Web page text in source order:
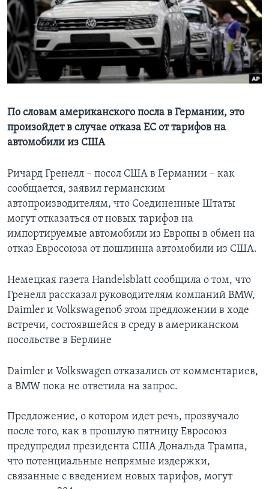
Learning English
СОЦИАЛЬНЫЕ СЕТИ
Языки
По словам американского посла в Германии, это
произойдет в случае отказа ЕС от тарифов на
автомобили из США
Ричард Гренелл – посол США в Германии – как
сообщается, заявил германским
автопроизводителям, что Соединенные Штаты
могут отказаться от новых тарифов на
импортируемые автомобили из Европы в обмен на
отказ Евросоюза от пошлинна автомобили из США.
Немецкая газета Handelsblatt сообщила о том, что
Гренелл рассказал руководителям компаний BMW,
Daimler и Volkswagenоб этом предложении в ходе
встречи, состоявшейся в среду в американском
посольстве в Берлине
Daimler и Volkswagen отказались от комментариев,
а BMW пока не ответила на запрос.
Предложение, о котором идет речь, прозвучало
после того, как в прошлую пятницу Евросоюз
предупредил президента США Дональда Трампа,
что потенциальные непрямые издержки,
связанные с введением новых тарифов, могут